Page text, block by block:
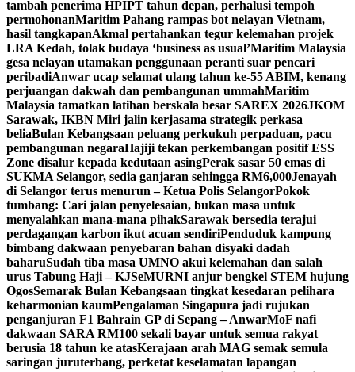
tambah penerima HPIPT tahun depan, perhalusi tempoh
permohonanMaritim Pahang rampas bot nelayan Vietnam,
hasil tangkapanAkmal pertahankan tegur kelemahan projek
LRA Kedah, tolak budaya ‘business as usual’Maritim Malaysia
gesa nelayan utamakan penggunaan peranti suar pencari
peribadiAnwar ucap selamat ulang tahun ke-55 ABIM, kenang
perjuangan dakwah dan pembangunan ummahMaritim
Malaysia tamatkan latihan berskala besar SAREX 2026JKOM
Sarawak, IKBN Miri jalin kerjasama strategik perkasa
beliaBulan Kebangsaan peluang perkukuh perpaduan, pacu
pembangunan negaraHajiji tekan perkembangan positif ESS
Zone disalur kepada kedutaan asingPerak sasar 50 emas di
SUKMA Selangor, sedia ganjaran sehingga RM6,000Jenayah
di Selangor terus menurun – Ketua Polis SelangorPokok
tumbang: Cari jalan penyelesaian, bukan masa untuk
menyalahkan mana-mana pihakSarawak bersedia terajui
perdagangan karbon ikut acuan sendiriPenduduk kampung
bimbang dakwaan penyebaran bahan disyaki dadah
baharuSudah tiba masa UMNO akui kelemahan dan salah
urus Tabung Haji – KJSeMURNI anjur bengkel STEM hujung
OgosSemarak Bulan Kebangsaan tingkat kesedaran pelihara
keharmonian kaumPengalaman Singapura jadi rujukan
penganjuran F1 Bahrain GP di Sepang – AnwarMoF nafi
dakwaan SARA RM100 sekali bayar untuk semua rakyat
berusia 18 tahun ke atasKerajaan arah MAG semak semula
saringan juruterbang, perketat keselamatan lapangan